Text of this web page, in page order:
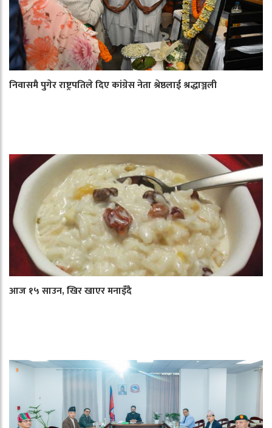
निवासमै पुगेर राष्ट्रपतिले दिए कांग्रेस नेता श्रेष्ठलाई श्रद्धाञ्जली
आज १५ साउन, खिर खाएर मनाइँदै